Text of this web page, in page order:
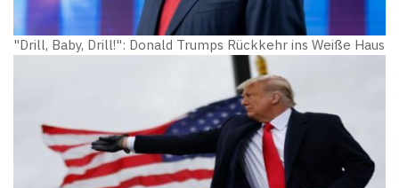
"Drill, Baby, Drill!": Donald Trumps Rückkehr ins Weiße Haus